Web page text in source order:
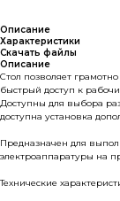
Описание
Характеристики
Скачать файлы
Описание
Стол позволяет
быстрый доступ к
Доступны для выбора
доступна установка
Предназначен для
электроаппаратуры на
Технические